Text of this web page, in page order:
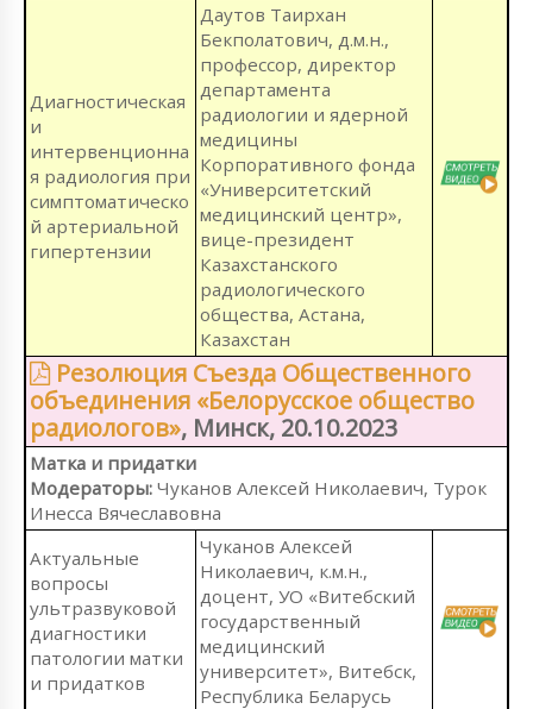
Диагностическая
и
интервенционна
я радиология при
симптоматическо
й артериальной
гипертензии
Даутов Таирхан
Бекполатович, д.м.н.,
профессор, директор
департамента
радиологии и ядерной
медицины
Корпоративного фонда
«Университетский
медицинский центр»,
вице-президент
Казахстанского
радиологического
общества, Астана,
Казахстан
Резолюция Съезда Общественного
объединения «Белорусское общество
радиологов», Минск, 20.10.2023
Матка и придатки
Модераторы: Чуканов Алексей Николаевич, Турок
Инесса Вячеславовна
Актуальные
вопросы
ультразвуковой
диагностики
патологии матки
и придатков
Чуканов Алексей
Николаевич, к.м.н.,
доцент, УО «Витебский
государственный
медицинский
университет», Витебск,
Республика Беларусь